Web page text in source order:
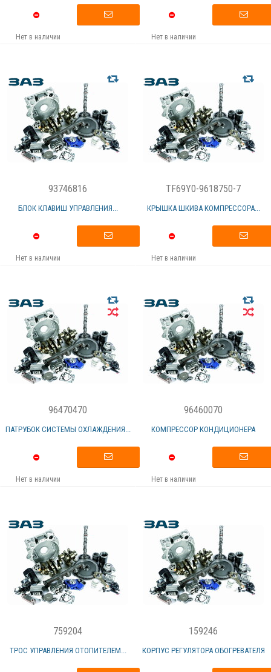
Нет в наличии Нет в наличии
93746816
БЛОК КЛАВИШ УПРАВЛЕНИЯ...
Нет в наличии
TF69Y0-9618750-7
КРЫШКА ШКИВА КОМПРЕССОРА...
Нет в наличии
96470470
ПАТРУБОК СИСТЕМЫ ОХЛАЖДЕНИЯ...
Нет в наличии
96460070
КОМПРЕССОР КОНДИЦИОНЕРА
Нет в наличии
759204
ТРОС УПРАВЛЕНИЯ ОТОПИТЕЛЕМ...
159246
КОРПУС РЕГУЛЯТОРА ОБОГРЕВАТЕЛЯ